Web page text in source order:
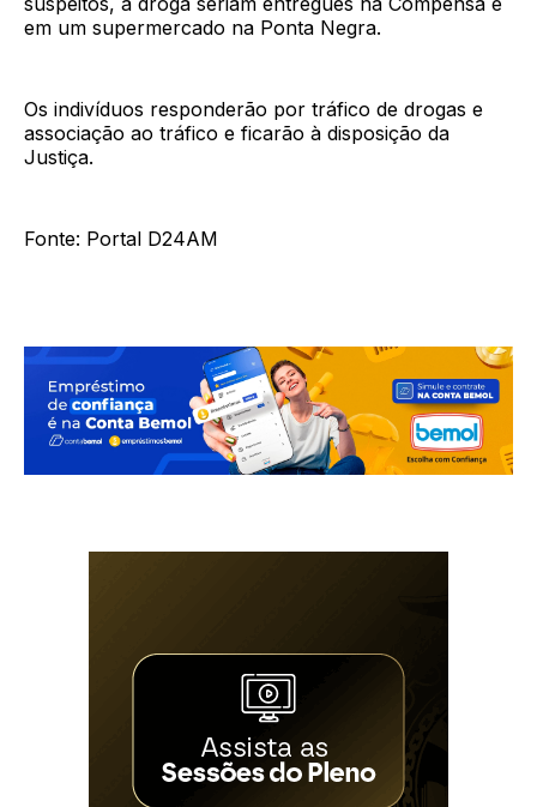
em um supermercado na Ponta Negra.
Os indivíduos responderão por tráfico de drogas e
associação ao tráfico e ficarão à disposição da
Justiça.
Fonte: Portal D24AM